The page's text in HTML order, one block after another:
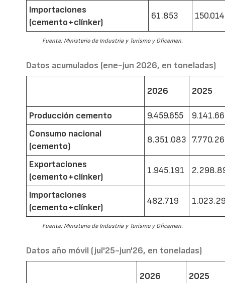
Importaciones
(cemento+clínker)
61.853 150.014
Fuente: Ministerio de Industria y Turismo y Oficemen.
Datos acumulados (ene-jun 2026, en toneladas)
2026 2025
Producción cemento 9.459.655
Consumo nacional
(cemento)
8.351.083
Exportaciones
(cemento+clínker)
1.945.191
Importaciones
(cemento+clínker)
482.719
Fuente: Ministerio de Industria y Turismo y Oficemen.
Datos año móvil (jul'25-jun'26, en toneladas)
2026 2025